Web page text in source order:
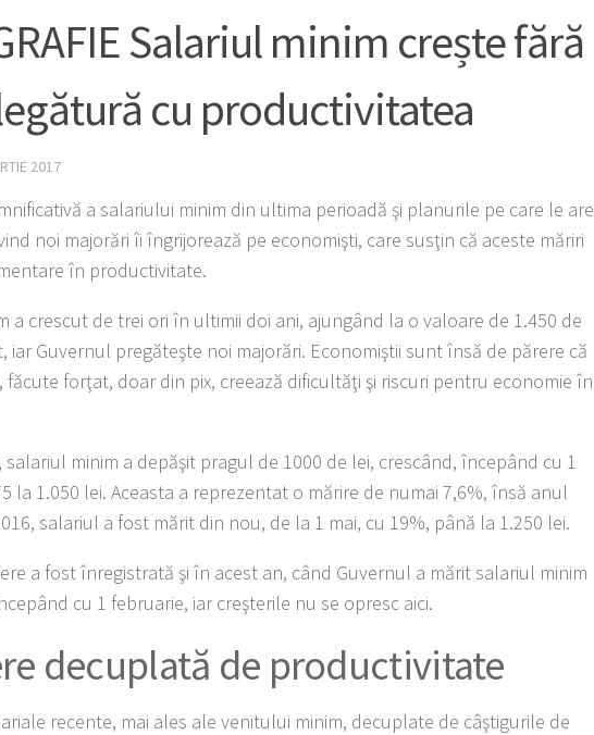
Salariul minim crește fără
cu productivitatea
2017
a salariului minim din ultima perioadă şi planurile pe care le are
noi majorări îi îngrijorează pe economişti, care susţin că aceste măriri
în productivitate.
a crescut de trei ori în ultimii doi ani, ajungând la o valoare de 1.450 de
iar Guvernul pregăteşte noi majorări. Economiştii sunt însă de părere că
făcute forţat, doar din pix, creează dificultăţi şi riscuri pentru economie în
minim a depăşit pragul de 1000 de lei, crescând, începând cu 1
la 1.050 lei. Aceasta a reprezentat o mărire de numai 7,6%, însă anul
salariul a fost mărit din nou, de la 1 mai, cu 19%, până la 1.250 lei.
a fost înregistrată şi în acest an, când Guvernul a mărit salariul minim
cu 1 februarie, iar creşterile nu se opresc aici.
decuplată de productivitate
recente, mai ales ale venitului minim, decuplate de câştigurile de